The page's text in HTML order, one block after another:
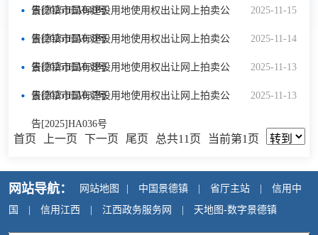
告[2025]HA040号 2025-11-15
景德镇市国有建设用地使用权出让网上拍卖公
告[2025]HA039号 2025-11-14
景德镇市国有建设用地使用权出让网上拍卖公
告[2025]HA038号 2025-11-13
景德镇市国有建设用地使用权出让网上拍卖公
告[2025]HA037号 2025-11-13
景德镇市国有建设用地使用权出让网上拍卖公
告[2025]HA036号
首页 上一页 下一页 尾页 总共11页 当前第1页
网站导航： 网站地图 中国景德镇 省厅主站
信用中
国
信用江西 江西政务服务网 天地图-数字景德镇